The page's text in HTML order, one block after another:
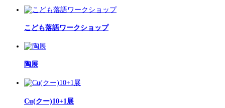
こども落語ワークショップ
陶展
Cu(クー)10+1展